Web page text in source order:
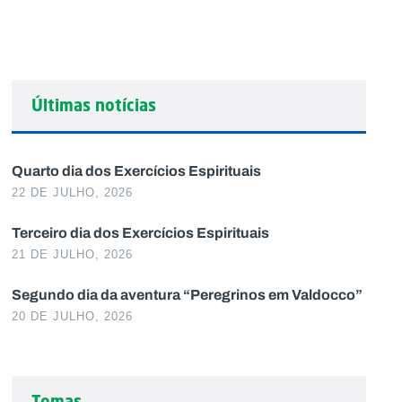
Últimas notícias
Quarto dia dos Exercícios Espirituais
22 DE JULHO, 2026
Terceiro dia dos Exercícios Espirituais
21 DE JULHO, 2026
Segundo dia da aventura “Peregrinos em Valdocco”
20 DE JULHO, 2026